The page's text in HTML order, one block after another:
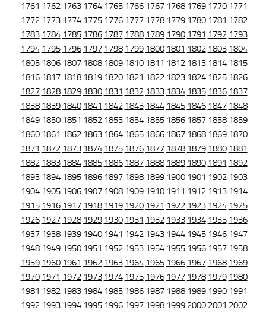
1761 1762 1763 1764 1765 1766 1767 1768 1769 1770 1771
1772 1773 1774 1775 1776 1777 1778 1779 1780 1781 1782
1783 1784 1785 1786 1787 1788 1789 1790 1791 1792 1793
1794 1795 1796 1797 1798 1799 1800 1801 1802 1803 1804
1805 1806 1807 1808 1809 1810 1811 1812 1813 1814 1815
1816 1817 1818 1819 1820 1821 1822 1823 1824 1825 1826
1827 1828 1829 1830 1831 1832 1833 1834 1835 1836 1837
1838 1839 1840 1841 1842 1843 1844 1845 1846 1847 1848
1849 1850 1851 1852 1853 1854 1855 1856 1857 1858 1859
1860 1861 1862 1863 1864 1865 1866 1867 1868 1869 1870
1871 1872 1873 1874 1875 1876 1877 1878 1879 1880 1881
1882 1883 1884 1885 1886 1887 1888 1889 1890 1891 1892
1893 1894 1895 1896 1897 1898 1899 1900 1901 1902 1903
1904 1905 1906 1907 1908 1909 1910 1911 1912 1913 1914
1915 1916 1917 1918 1919 1920 1921 1922 1923 1924 1925
1926 1927 1928 1929 1930 1931 1932 1933 1934 1935 1936
1937 1938 1939 1940 1941 1942 1943 1944 1945 1946 1947
1948 1949 1950 1951 1952 1953 1954 1955 1956 1957 1958
1959 1960 1961 1962 1963 1964 1965 1966 1967 1968 1969
1970 1971 1972 1973 1974 1975 1976 1977 1978 1979 1980
1981 1982 1983 1984 1985 1986 1987 1988 1989 1990 1991
1992 1993 1994 1995 1996 1997 1998 1999 2000 2001 2002